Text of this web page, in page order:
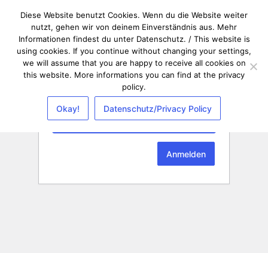
Passwort
Diese Website benutzt Cookies. Wenn du die Website weiter
nutzt, gehen wir von deinem Einverständnis aus. Mehr
Informationen findest du unter Datenschutz. / This website is
using cookies. If you continue without changing your settings,
we will assume that you are happy to receive all cookies on
this website. More informations you can find at the privacy
policy.
Okay! Datenschutz/Privacy Policy